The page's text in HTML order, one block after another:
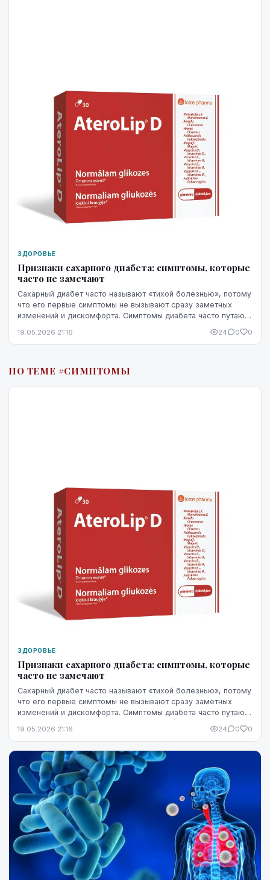
ЗДОРОВЬЕ
Признаки сахарного диабета: симптомы, которые
часто не замечают
Сахарный диабет часто называют «тихой болезнью», потому
что его первые симптомы не вызывают сразу заметных
изменений и дискомфорта. Симптомы диабета часто путают
19.05.2026 21:16 24 0 0
ПО ТЕМЕ #СИМПТОМЫ
ЗДОРОВЬЕ
Признаки сахарного диабета: симптомы, которые
часто не замечают
Сахарный диабет часто называют «тихой болезнью», потому
что его первые симптомы не вызывают сразу заметных
изменений и дискомфорта. Симптомы диабета часто путают
19.05.2026 21:16 24 0 0